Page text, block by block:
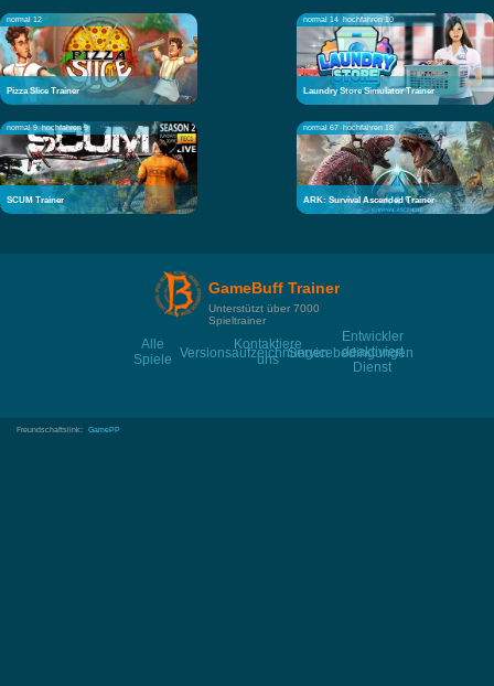
normal 12
Pizza Slice Trainer
normal 14 hochfahren 10
Laundry Store Simulator Trainer
normal 9 hochfahren 9
SCUM Trainer
normal 67 hochfahren 18
ARK: Survival Ascended Trainer
GameBuff Trainer
Unterstützt über 7000
Spieltrainer
Alle
Spiele Versionsaufzeichnungen
Kontaktiere
uns Servicebedingungen
Entwickler
deaktiviert
Dienst
Freundschaftslink: GamePP